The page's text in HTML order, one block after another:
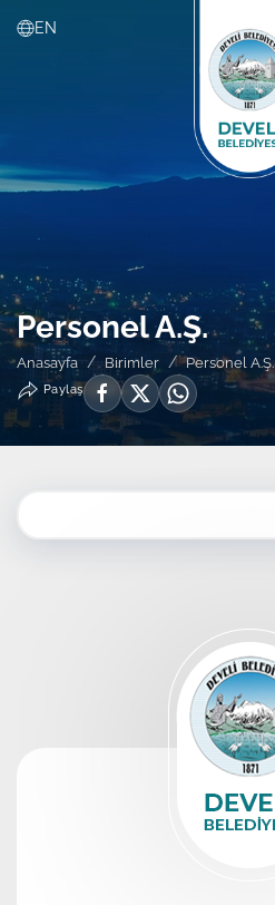
EN
Personel A.Ş.
Anasayfa Birimler Personel A.Ş.
Paylaş